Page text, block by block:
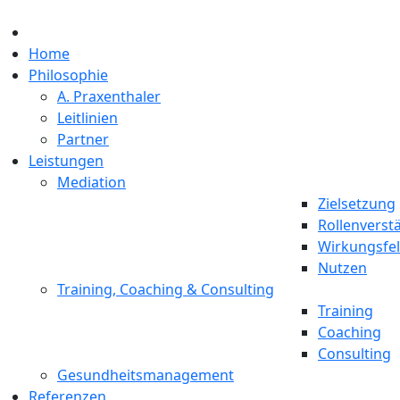
Home
Philosophie
A. Praxenthaler
Leitlinien
Partner
Leistungen
Mediation
Zielsetzung
Nutzen
Training, Coaching & Consulting
Training
Coaching
Consulting
Gesundheitsmanagement